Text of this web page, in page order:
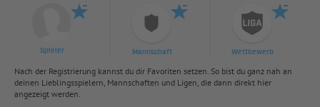
Spieler Mannschaft Wettbewerb
Nach der Registrierung kannst du dir Favoriten setzen. So bist du ganz nah an
deinen Lieblingsspielern, Mannschaften und Ligen, die dann direkt hier
angezeigt werden.